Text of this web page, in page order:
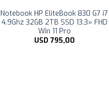
Notebook HP EliteBook 830 G7 i7
4.9Ghz 32GB 2TB SSD 13.3» FHD
Win 11 Pro
USD 795,00